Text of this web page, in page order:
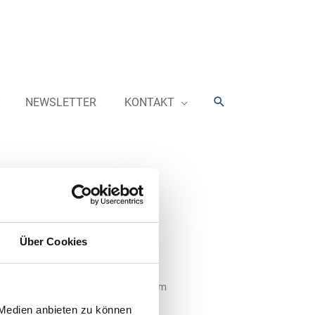
Über Cookies
anbieten zu können
NEWSLETTER KONTAKT Suchen
Tankstellen-Netzes im
Lösungen zu bieten. Nachdem
wurden nun erste Avia